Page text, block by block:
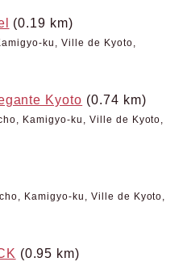
(0.19 km)
ku, Ville de Kyoto,
Kyoto (0.74 km)
Kamigyo-ku, Ville de Kyoto,
Kamigyo-ku, Ville de Kyoto,
(0.95 km)